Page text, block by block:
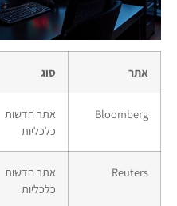
אתר סוג
Bloomberg
אתר חדשות
כלכליות
Reuters
אתר חדשות
כלכליות